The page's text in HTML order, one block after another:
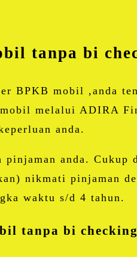
tanpa bi
BPKB mobil ,anda
melalui ADIRA
anda.
anda.
nikmati pinjaman
waktu s/d 4 tahun.
tanpa bi